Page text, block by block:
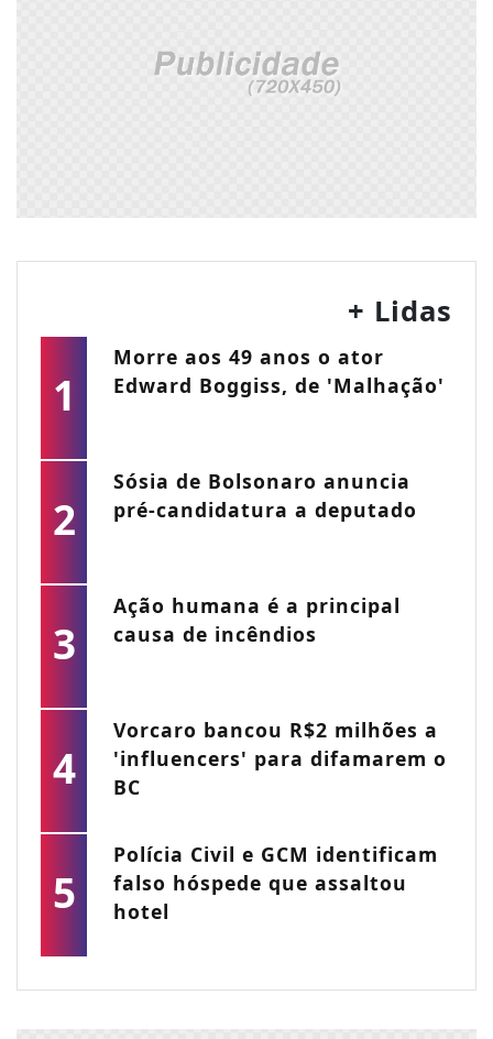
+ Lidas
1
Morre aos 49 anos o ator
Edward Boggiss, de 'Malhação'
2
Sósia de Bolsonaro anuncia
pré-candidatura a deputado
3
Ação humana é a principal
causa de incêndios
4
Vorcaro bancou R$2 milhões a
'influencers' para difamarem o
BC
5
Polícia Civil e GCM identificam
falso hóspede que assaltou
hotel